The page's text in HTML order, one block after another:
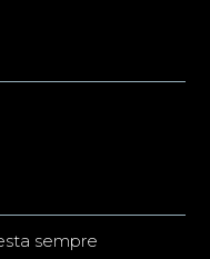
sempre